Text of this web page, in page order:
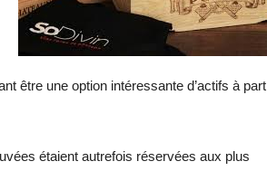
être une option intéressante d’actifs à part
étaient autrefois réservées aux plus